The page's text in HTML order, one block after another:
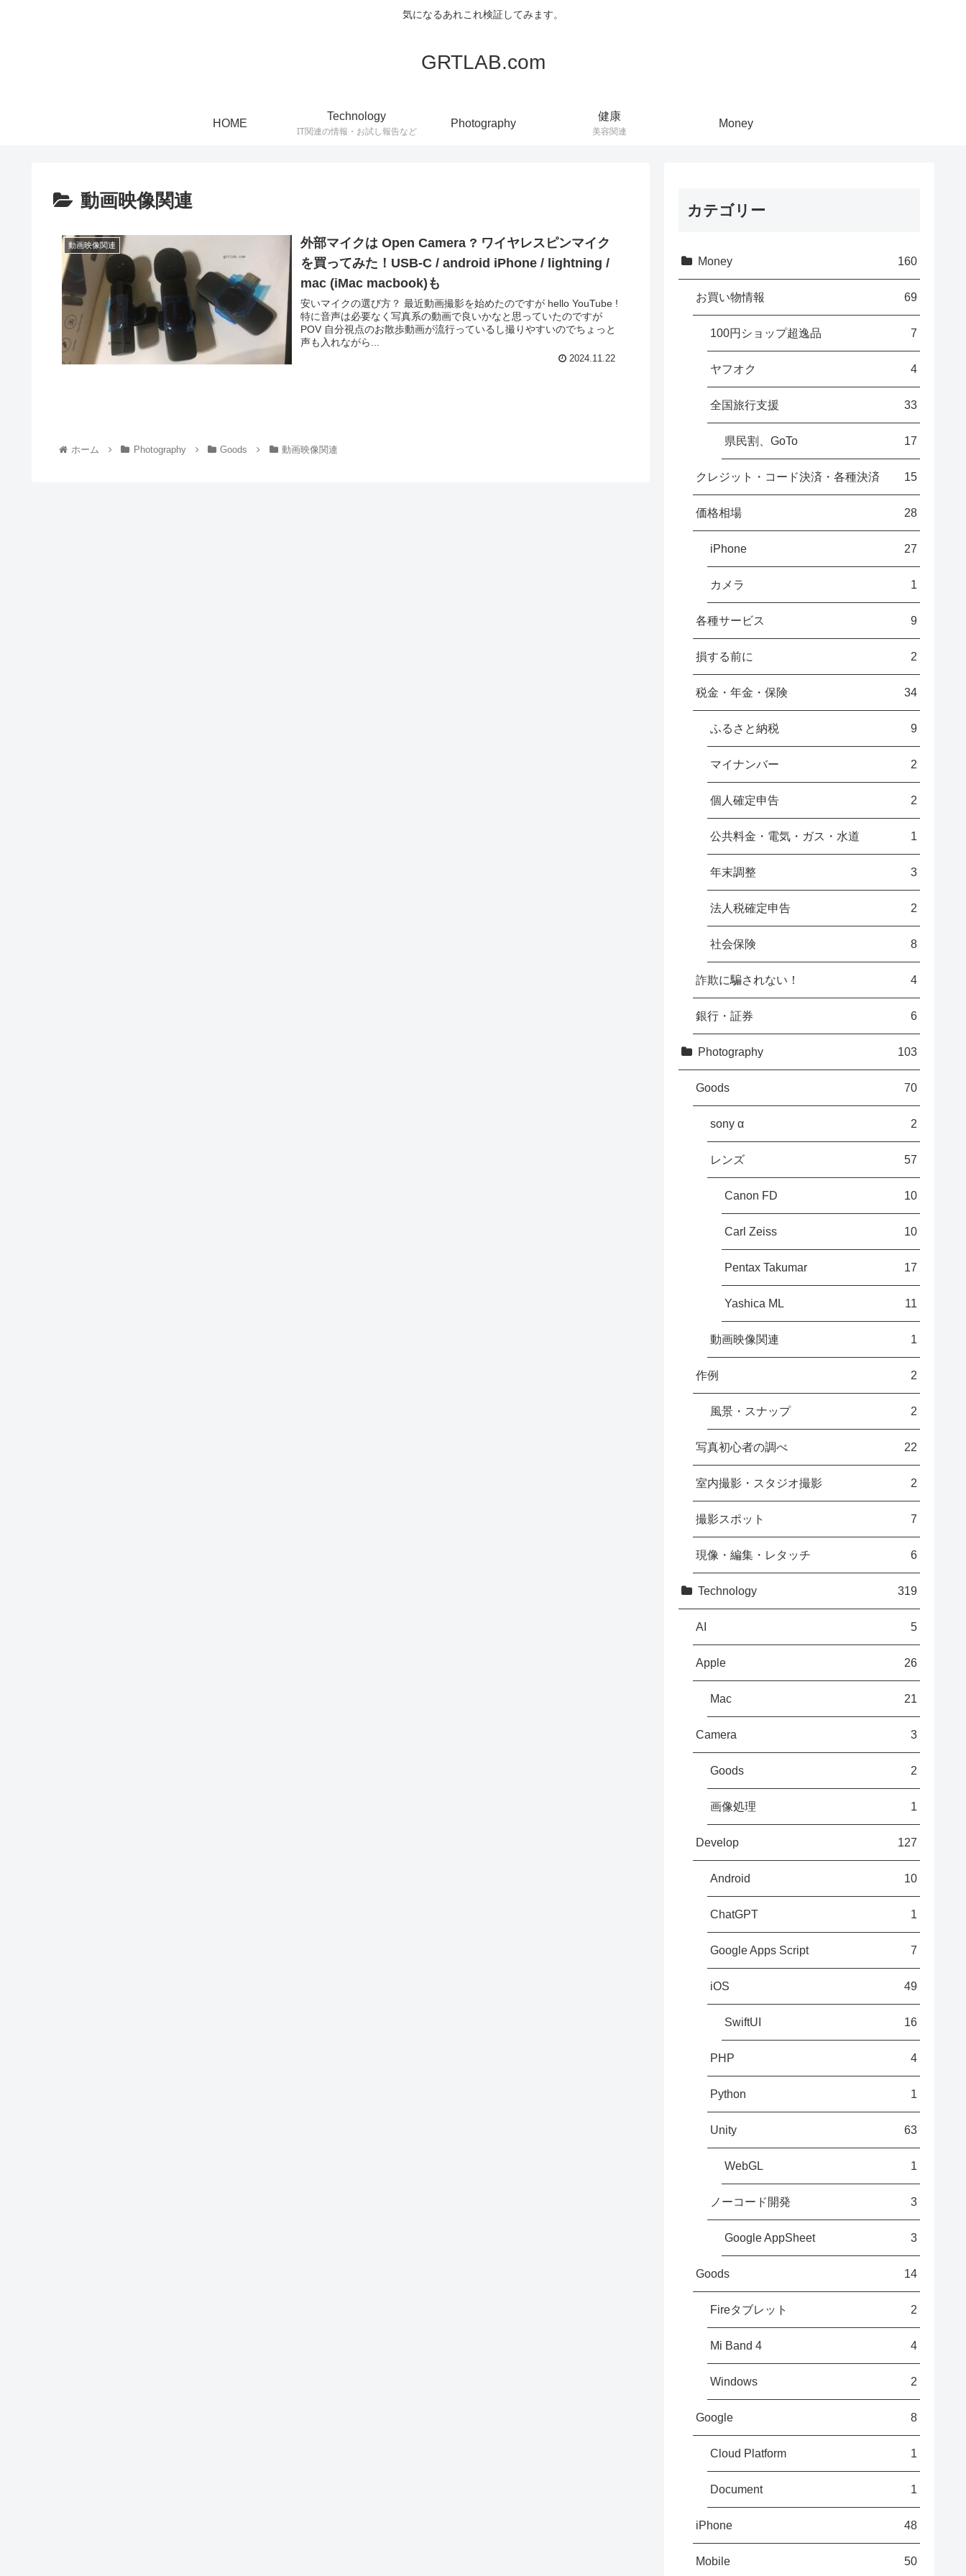
気になるあれこれ検証してみます。
GRTLAB.com
HOME
Technology
IT関連の情報・お試し報告など
Photography
健康
美容関連
Money
動画映像関連
動画映像関連
外部マイクは Open Camera ? ワイヤレスピンマイク
を買ってみた！USB-C / android iPhone / lightning /
mac (iMac macbook)も
安いマイクの選び方？ 最近動画撮影を始めたのですが hello YouTube !
特に音声は必要なく写真系の動画で良いかなと思っていたのですが
POV 自分視点のお散歩動画が流行っているし撮りやすいのでちょっと
声も入れながら...
2024.11.22
ホーム Photography Goods 動画映像関連
カテゴリー
Money 160
お買い物情報 69
100円ショップ超逸品 7
ヤフオク 4
全国旅行支援 33
県民割、GoTo 17
クレジット・コード決済・各種決済 15
価格相場 28
iPhone 27
カメラ 1
各種サービス 9
損する前に 2
税金・年金・保険 34
ふるさと納税 9
マイナンバー 2
個人確定申告 2
公共料金・電気・ガス・水道 1
年末調整 3
法人税確定申告 2
社会保険 8
詐欺に騙されない！ 4
銀行・証券 6
Photography 103
Goods 70
sony α 2
レンズ 57
Canon FD 10
Carl Zeiss 10
Pentax Takumar 17
Yashica ML 11
動画映像関連 1
作例 2
風景・スナップ 2
写真初心者の調べ 22
室内撮影・スタジオ撮影 2
撮影スポット 7
現像・編集・レタッチ 6
Technology 319
AI 5
Apple 26
Mac 21
Camera 3
Goods 2
画像処理 1
Develop 127
Android 10
ChatGPT 1
Google Apps Script 7
iOS 49
SwiftUI 16
PHP 4
Python 1
Unity 63
WebGL 1
ノーコード開発 3
Google AppSheet 3
Goods 14
Fireタブレット 2
Mi Band 4 4
Windows 2
Google 8
Cloud Platform 1
Document 1
iPhone 48
Mobile 50